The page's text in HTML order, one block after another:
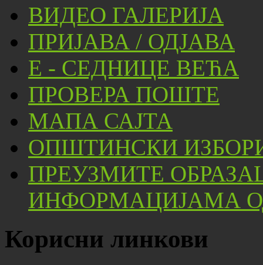
ВИДЕО ГАЛЕРИЈА
ПРИЈАВА / ОДЈАВА
Е - СЕДНИЦЕ ВЕЋА
ПРОВЕРА ПОШТЕ
МАПА САЈТА
ОПШТИНСКИ
ПРЕУЗМИТЕ
ИНФОРМАЦИЈАМА
Корисни линкови